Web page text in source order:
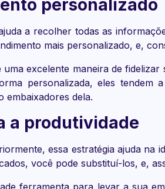
personalizado
a recolher todas as
mais personalizado, e,
excelente maneira de
personalizada, eles tendem
embaixadores dela.
a produtividade
essa estratégia ajuda na
você pode substituí-los, e,
ferramenta para levar a sua